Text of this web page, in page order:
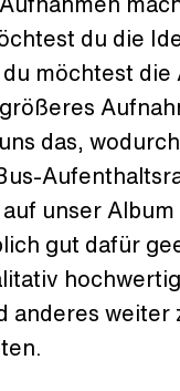
du die
möchtest
das,
unser
gut dafür
anderes